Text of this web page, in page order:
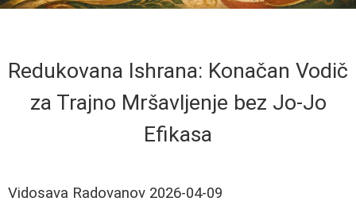
Redukovana Ishrana: Konačan Vodič
za Trajno Mršavljenje bez Jo-Jo
Efikasa
Vidosava Radovanov 2026-04-09